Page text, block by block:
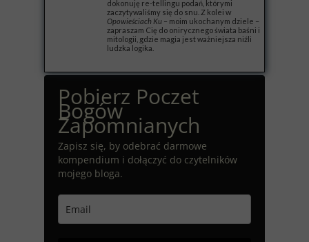
dokonuję re-tellingu podań, którymi
zaczytywaliśmy się do snu. Z kolei w
Opowieściach Ku – moim ukochanym dziele –
zapraszam Cię do onirycznego świata baśni i
mitologii, gdzie magia jest ważniejsza niźli
ludzka logika.
Pobierz Poczet
Bogów
Zapomnianych
Zapisz się, by odebrać darmowe
kompendium i dołączyć do czytelników
mojego bloga.